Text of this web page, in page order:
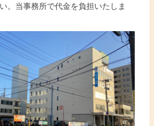
。当事務所で代金を負担いたしま